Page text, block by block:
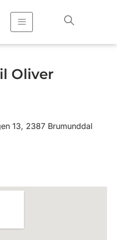
Oliver
13, 2387 Brumunddal